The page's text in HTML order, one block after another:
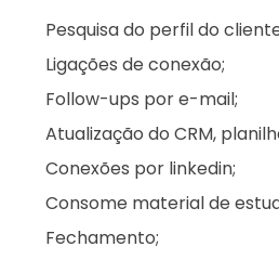
Pesquisa do perfil do
Ligações de conexão;
Follow-ups por e-mail;
Atualização do CRM,
Conexões por linkedin;
Consome material de
Fechamento;